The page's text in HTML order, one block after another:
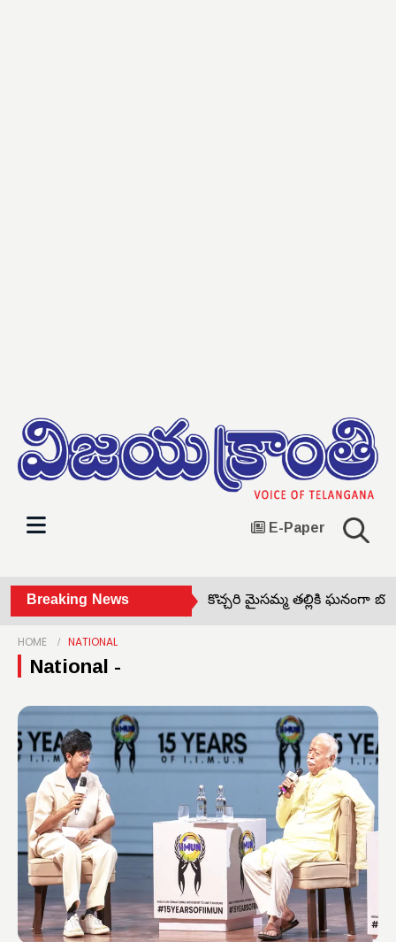
E-Paper
Breaking News
ప్రత్యేక రక్షణ • కొచ్చరి మైసమ్మ తల్లికి ఘనంగా బోనాలు •
HOME NATIONAL
National -